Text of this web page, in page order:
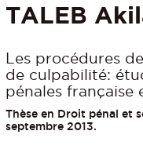
TALEB
Les procédures
de culpabilité:
pénales française
Thèse en Droit pénal et
septembre 2013.